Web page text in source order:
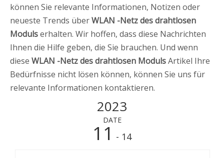
können Sie relevante Informationen, Notizen oder
neueste Trends überWLAN -Netz des drahtlosen
Modulserhalten. Wir hoffen, dass diese Nachrichten
Ihnen die Hilfe geben, die Sie brauchen. Und wenn
diese WLAN -Netz des drahtlosen ModulsArtikel Ihre
Bedürfnisse nicht lösen können, können Sie uns für
relevante Informationen kontaktieren.
2023
DATE
11 - 14